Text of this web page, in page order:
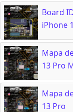
Board
iPhone
Mapa
13 Pro
Mapa
13 Pro